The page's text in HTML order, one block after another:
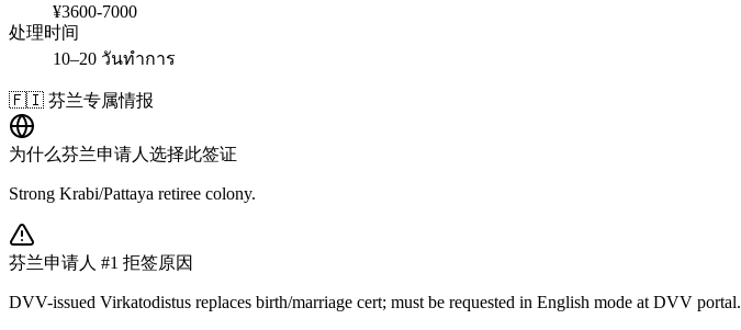
¥3600-7000
处理时间
10–20 วันทำการ
🇫🇮 芬兰专属情报
为什么芬兰申请人选择此签证
Strong Krabi/Pattaya retiree colony.
芬兰申请人 #1 拒签原因
DVV-issued Virkatodistus replaces birth/marriage cert; must be requested in English mode at DVV portal.